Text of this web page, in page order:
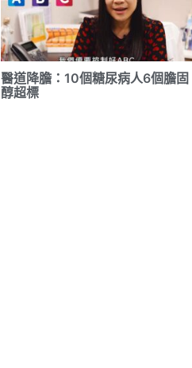
醫道降膽：10個糖尿病人6個膽固
醇超標